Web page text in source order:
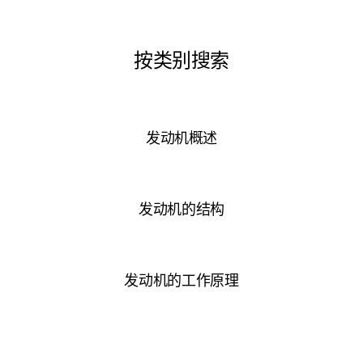
按类别搜索
发动机概述
发动机的结构
发动机的工作原理